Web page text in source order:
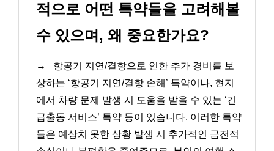
적으로 어떤 특약들을 고려해볼
수 있으며, 왜 중요한가요?
→
항공기 지연/결항으로 인한 추가 경비를 보
상하는 ‘항공기 지연/결항 손해’ 특약이나, 현지
에서 차량 문제 발생 시 도움을 받을 수 있는 ‘긴
급출동 서비스’ 특약 등이 있습니다. 이러한 특약
들은 예상치 못한 상황 발생 시 추가적인 금전적